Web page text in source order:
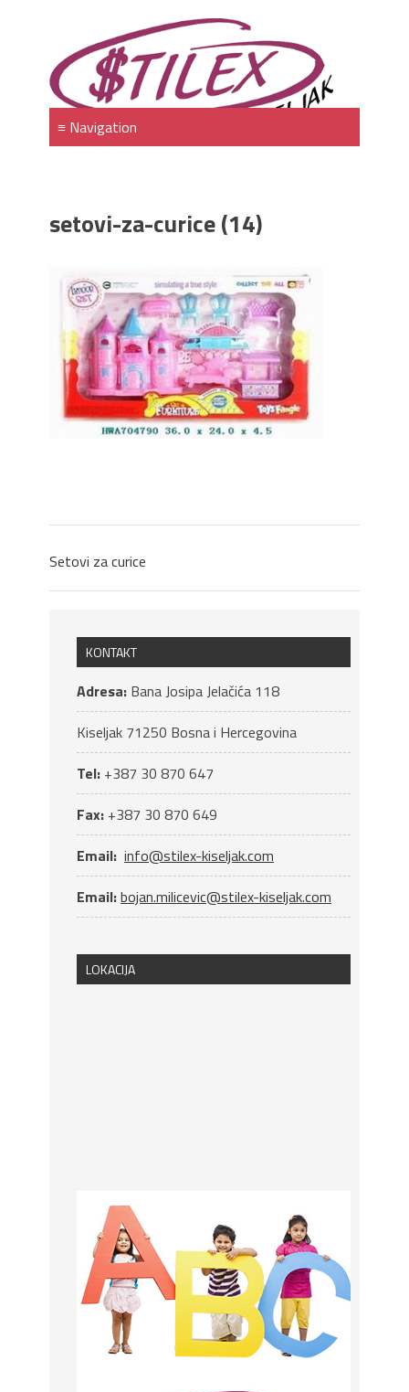
setovi-za-curice (14)
Setovi za curice
KONTAKT
Adresa: Bana Josipa Jelačića 118
Kiseljak 71250 Bosna i Hercegovina
Tel: +387 30 870 647
Fax: +387 30 870 649
Email: info@stilex-kiseljak.com
Email:bojan.milicevic@stilex-kiseljak.com
LOKACIJA